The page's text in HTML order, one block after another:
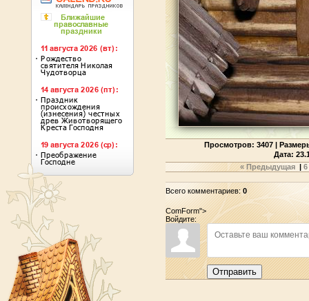
Просмотров: 3407 |
Дата:
« Предыдущая | 6
Всего комментариев:0
ComForm">
Войдите:
Отправить